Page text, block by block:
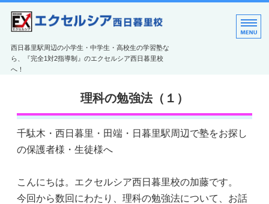
エクセルシア西日暮
西日暮里駅周辺の小学生・中学生・高校生の学習塾な
ら、『完全1対2指導制』のエクセルシア西日暮里校
へ！
エクセルシアの特長
コース紹介
理科の勉強法（１）
千駄木・西日暮里・田端・日暮里駅周辺で塾をお探し
の保護者様・生徒様へ
こんにちは。エクセルシア西日暮里校の加藤です。
今回から数回にわたり、理科の勉強法について、お話